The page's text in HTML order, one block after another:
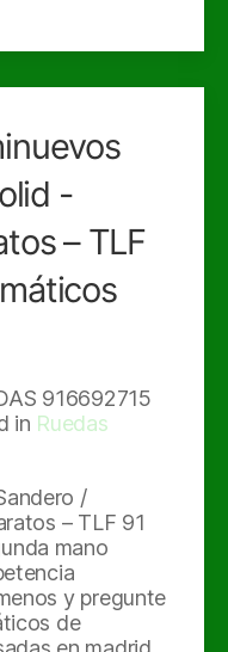
-
– TLF
916692715
in Ruedas
/
– TLF 91
mano
y pregunte
de